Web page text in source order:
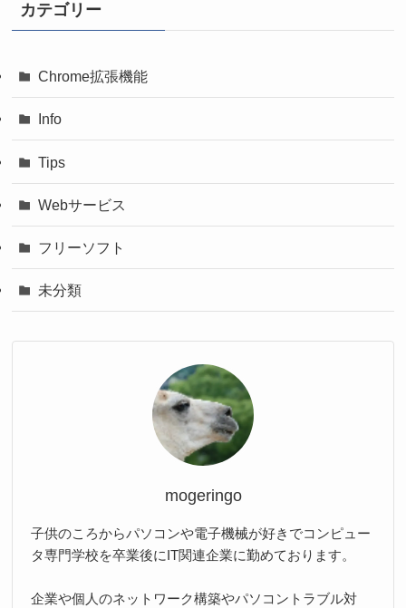
カテゴリー
Chrome拡張機能
Info
Tips
Webサービス
フリーソフト
未分類
mogeringo
子供のころからパソコンや電子機械が好きでコンピュー
タ専門学校を卒業後にIT関連企業に勤めております。
企業や個人のネットワーク構築やパソコントラブル対